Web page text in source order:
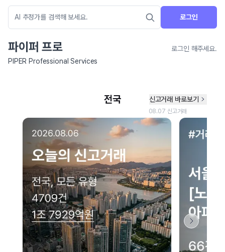
로그인
파이퍼 프로
로그인 해주세요.
PIPER Professional Services
네이버 지도 연결 안내
현재 네이버 지도 연결이 원활하지 않아 지도를 불러올 수 없습니다.
이용에 불편을 드려 죄송합니다.
다시 시도